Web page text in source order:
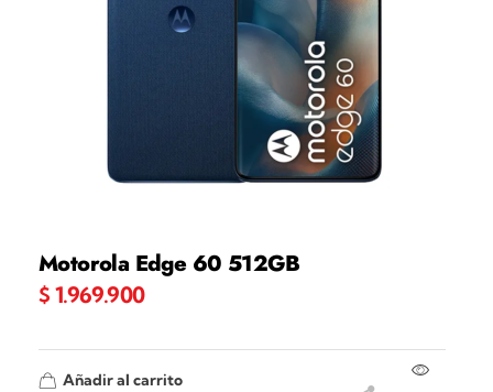
Motorola Edge 60 512GB
$ 1.969.900
Añadir al carrito